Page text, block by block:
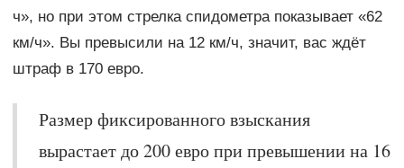
ч», но при этом стрелка спидометра показывает «62
км/ч». Вы превысили на 12 км/ч, значит, вас ждёт
штраф в 170 евро.
Размер фиксированного взыскания
вырастает до 200 евро при превышении на 16